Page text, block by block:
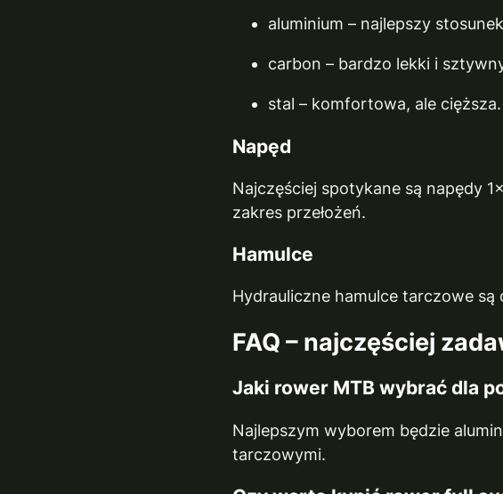
aluminium – najlepszy
carbon – bardzo lekki i
stal – komfortowa, ale cięższa.
Napęd
Najczęściej spotykane są napędy
zakres przełożeń.
Hamulce
Hydrauliczne hamulce tarczowe
FAQ – najczęściej
Jaki rower MTB wybrać dla
Najlepszym wyborem będzie
tarczowymi.